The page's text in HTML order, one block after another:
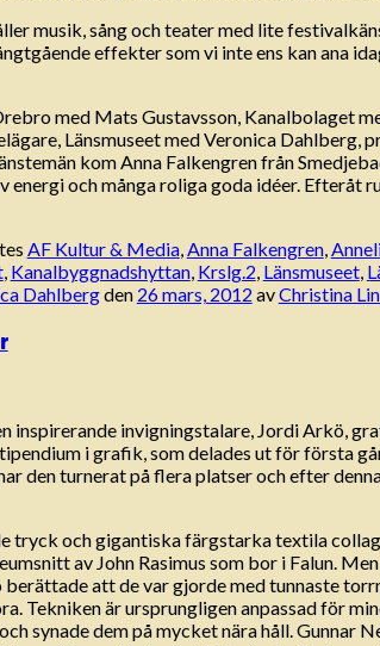
musik, sång och teater med lite
effekter som vi inte ens kan ana
med Mats Gustavsson, Kanalbolaget
Länsmuseet med Veronica Dahlberg,
kom Anna Falkengren från
och många roliga goda idéer. Efteråt
AF Kultur & Media,Anna Falkengren,
, Kanalbyggnadshyttan, Krslg.2, Länsmuseet,
Dahlbergden 26 mars, 2012 avChristina
inspirerande invigningstalare, Jordi Arkö,
i grafik, som delades ut för första
den turnerat på flera platser och efter
tryck och gigantiska färgstarka textila
av John Rasimus som bor i Falun.
att de var gjorde med tunnaste
Tekniken är ursprungligen anpassad för
synade dem på mycket nära håll. Gunnar